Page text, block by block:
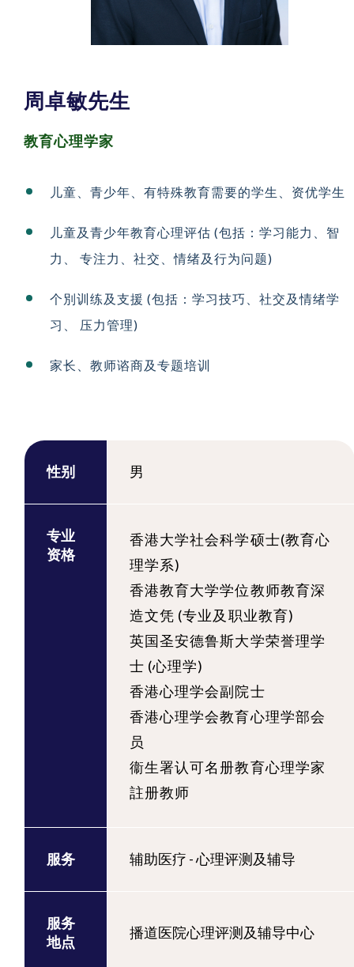
周卓敏先生
教育心理学家
儿童、青少年、有特殊教育需要的学生、资优学生
儿童及青少年教育心理评估 (包括：学习能力、智
力、 专注力、社交、情绪及行为问题)
个別训练及支援 (包括：学习技巧、社交及情绪学
习、 压力管理)
家长、教师谘商及专题培训
性别 男
专业
资格
香港大学社会科学硕士(教育心
理学系)
香港教育大学学位教师教育深
造文凭 (专业及职业教育)
英国圣安德鲁斯大学荣誉理学
士 (心理学)
香港心理学会副院士
香港心理学会教育心理学部会
员
衞生署认可名册教育心理学家
註册教师
服务 辅助医疗 - 心理评测及辅导
服务
地点
播道医院心理评测及辅导中心